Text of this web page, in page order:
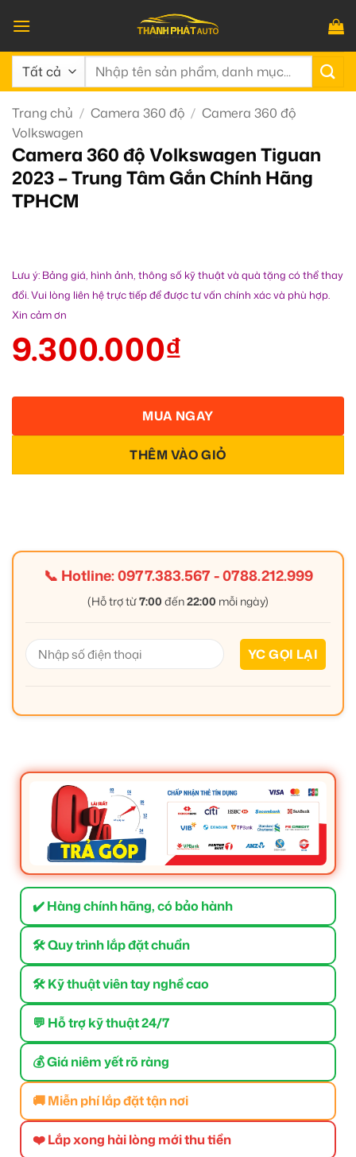
qua
nội
dung
Tìm
Trang chủ / Camera 360 độ / Camera 360 độ
Volkswagen
Camera 360 độ Volkswagen Tiguan
2023 – Trung Tâm Gắn Chính Hãng
TPHCM
Lưu ý: Bảng giá, hình ảnh, thông số kỹ thuật và quà tặng có thể thay
đổi. Vui lòng liên hệ trực tiếp để được tư vấn chính xác và phù hợp.
Xin cảm ơn
9.300.000₫
THÊM VÀO GIỎ
MUA NGAY
📞 Hotline:0977.383.567-0788.212.999
(Hỗ trợ từ7:00 đến22:00 mỗi ngày)
✔️ Hàng chính hãng, có bảo hành
🛠 Quy trình lắp đặt chuẩn
🛠 Kỹ thuật viên tay nghề cao
💬 Hỗ trợ kỹ thuật 24/7
💰 Giá niêm yết rõ ràng
🚚 Miễn phí lắp đặt tận nơi
❤️ Lắp xong hài lòng mới thu tiền